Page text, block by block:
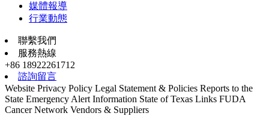
媒體報導
行業動態
聯繫我們
服務熱線
+86 18922261712
諮詢留言
Website Privacy Policy Legal Statement & Policies Reports to the
State Emergency Alert Information State of Texas Links FUDA
Cancer Network Vendors & Suppliers